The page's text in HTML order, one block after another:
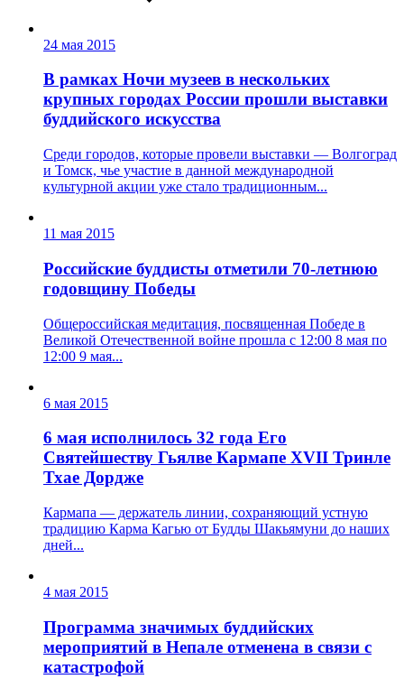
24 мая 2015
В рамках Ночи музеев в нескольких
крупных городах России прошли выставки
буддийского искусства
Среди городов, которые провели выставки — Волгоград
и Томск, чье участие в данной международной
культурной акции уже стало традиционным...
11 мая 2015
Российские буддисты отметили 70-летнюю
годовщину Победы
Общероссийская медитация, посвященная Победе в
Великой Отечественной войне прошла с 12:00 8 мая по
12:00 9 мая...
6 мая 2015
6 мая исполнилось 32 года Его
Святейшеству Гьялве Кармапе XVII Тринле
Тхае Дордже
Кармапа — держатель линии, сохраняющий устную
традицию Карма Кагью от Будды Шакьямуни до наших
дней...
4 мая 2015
Программа значимых буддийских
мероприятий в Непале отменена в связи с
катастрофой